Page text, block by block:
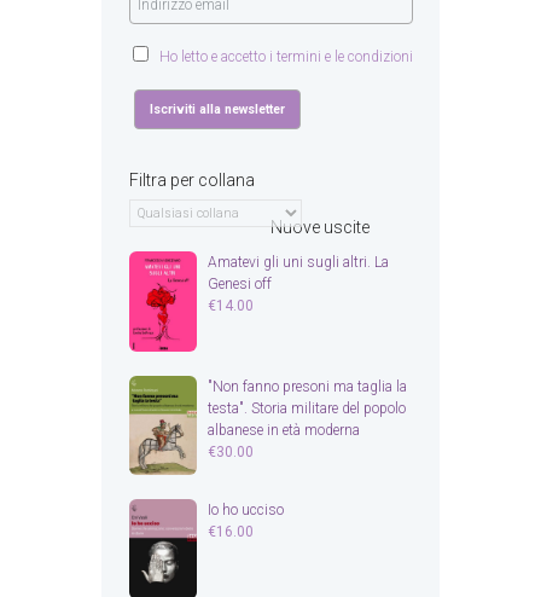
Ho letto e accetto i termini e le condizioni
Filtra per collana
Nuove uscite
Amatevi gli uni sugli altri. La
Genesi off
€14.00
"Non fanno presoni ma taglia la
testa". Storia militare del popolo
albanese in età moderna
€30.00
Io ho ucciso
€16.00